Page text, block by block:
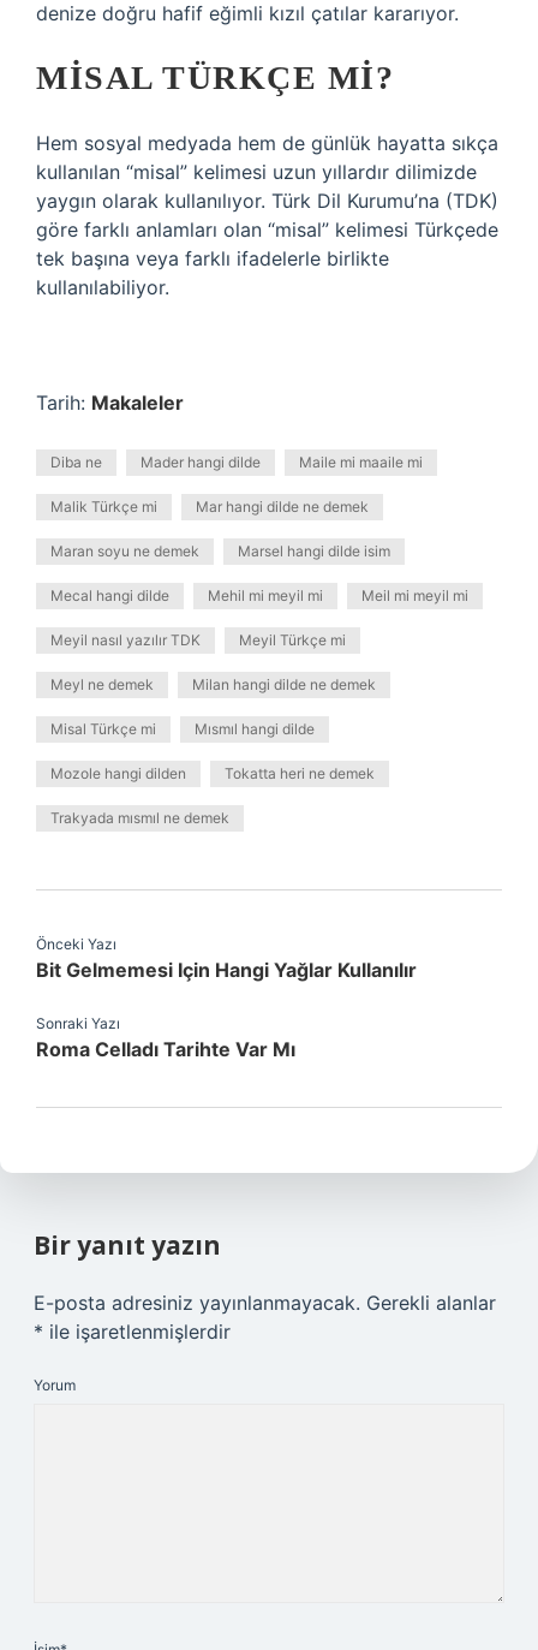
denize doğru hafif eğimli kızıl çatılar kararıyor.
MISAL TÜRKÇE MI?
Hem sosyal medyada hem de günlük hayatta sıkça
kullanılan “misal” kelimesi uzun yıllardır dilimizde
yaygın olarak kullanılıyor. Türk Dil Kurumu’na (TDK)
göre farklı anlamları olan “misal” kelimesi Türkçede
tek başına veya farklı ifadelerle birlikte
kullanılabiliyor.
Tarih: Makaleler
Diba ne Mader hangi dilde Maile mi maaile mi
Malik Türkçe mi Mar hangi dilde ne demek
Maran soyu ne demek Marsel hangi dilde isim
Mecal hangi dilde Mehil mi meyil mi Meil mi meyil mi
Meyil nasıl yazılır TDK Meyil Türkçe mi
Meyl ne demek Milan hangi dilde ne demek
Misal Türkçe mi Mısmıl hangi dilde
Mozole hangi dilden Tokatta heri ne demek
Trakyada mısmıl ne demek
Önceki Yazı
Bit Gelmemesi Için Hangi Yağlar Kullanılır
Sonraki Yazı
Roma Celladı Tarihte Var Mı
Bir yanıt yazın
E-posta adresiniz yayınlanmayacak. Gerekli alanlar
* ile işaretlenmişlerdir
Yorum